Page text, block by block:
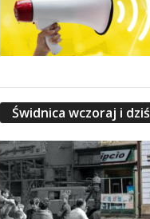
Świdnica wczoraj i dziś